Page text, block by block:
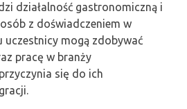
działalność gastronomiczną i
z doświadczeniem w
uczestnicy mogą zdobywać
pracę w branży
się do ich